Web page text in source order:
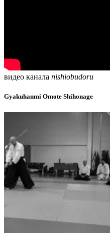
видео канала nishiobudoru
Gyakuhanmi Omote Shihonage